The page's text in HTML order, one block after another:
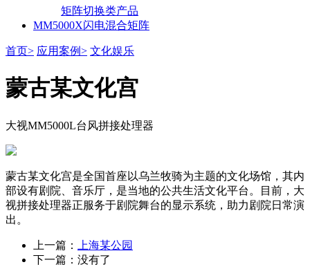
矩阵切换类产品
MM5000X闪电混合矩阵
首页> 应用案例> 文化娱乐
蒙古某文化宫
大视MM5000L台风拼接处理器
蒙古某文化宫是全国首座以乌兰牧骑为主题的文化场馆，其内
部设有剧院、音乐厅，是当地的公共生活文化平台。目前，大
视拼接处理器正服务于剧院舞台的显示系统，助力剧院日常演
出。
上一篇：
上海某公园
下一篇：没有了